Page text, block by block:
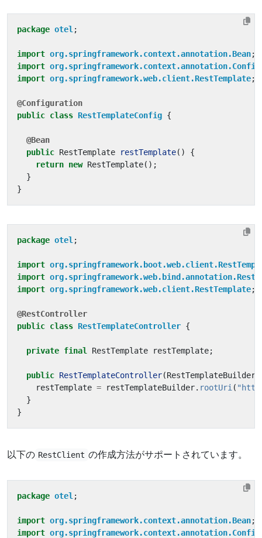
package otel ;
import org.springframework.context.annotation.Bean;
import
import org.springframework.web.client.RestTemplate;
@Configuration
public class RestTemplateConfig {
@Bean
public RestTemplate restTemplate()
{
return new RestTemplate();
}
}
package otel ;
import
import
import org.springframework.web.client.RestTemplate;
@RestController
public class RestTemplateController {
private final RestTemplate restTemplate;
public RestTemplateController(RestTemplateBuilder
restTemplate = restTemplateBuilder. rootUri (
}
}
以下の RestClient の作成方法がサポートされています。
package otel ;
import org.springframework.context.annotation.Bean;
import